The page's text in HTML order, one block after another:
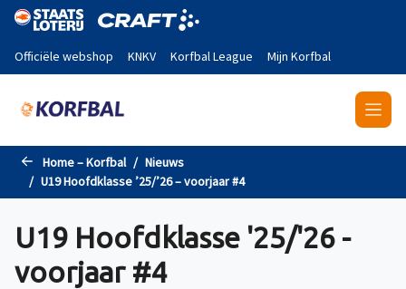
Naar de hoofdinhoud gaan
Officiële webshop KNKV Korfbal League Mijn Korfbal
Home – Korfbal
Nieuws
U19 Hoofdklasse ’25/’26 – voorjaar #4
U19 Hoofdklasse '25/'26 -
voorjaar #4